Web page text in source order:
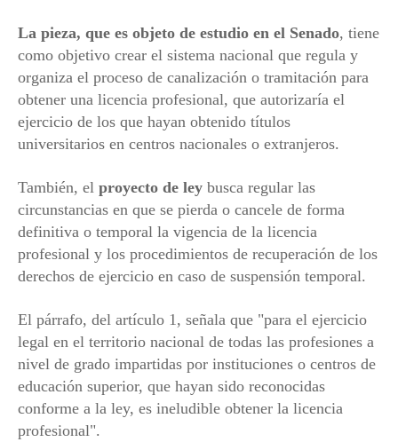
La pieza, que es objeto de estudio en el Senado, tiene
como objetivo crear el sistema nacional que regula y
organiza el proceso de canalización o tramitación para
obtener una licencia profesional, que autorizaría el
ejercicio de los que hayan obtenido títulos
universitarios en centros nacionales o extranjeros.
También, el proyecto de ley busca regular las
circunstancias en que se pierda o cancele de forma
definitiva o temporal la vigencia de la licencia
profesional y los procedimientos de recuperación de los
derechos de ejercicio en caso de suspensión temporal.
El párrafo, del artículo 1, señala que "para el ejercicio
legal en el territorio nacional de todas las profesiones a
nivel de grado impartidas por instituciones o centros de
educación superior, que hayan sido reconocidas
conforme a la ley, es ineludible obtener la licencia
profesional".